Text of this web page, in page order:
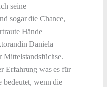
seine
sogar die Chance,
Hände
Daniela
Mittelstandsfüchse.
Erfahrung was es für
bedeutet, wenn die